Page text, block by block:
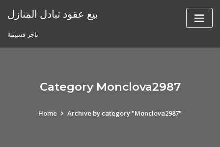
بيع عقود تبادل المنازل
تاجر قسيمة
Category Monclova2987
Home Archive by category "Monclova2987"